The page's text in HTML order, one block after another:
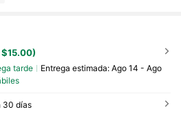
tarde Entrega estimada: Ago 14 - Ago
30 días